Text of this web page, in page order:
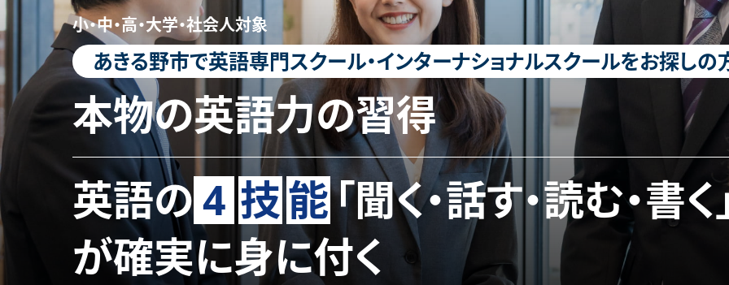
小・中・高・大学・社会人対象
あきる野市で英語専門スクール・インターナショナルスクールをお探しの
本物の英語力の習得
英語の4 技能「聞く・話す・読む・書く
が確実に身に付く